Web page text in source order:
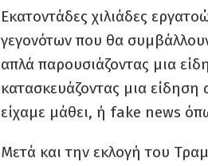
Εκατοντάδες χιλιάδες
γεγονότων που θα
απλά παρουσιάζοντας μια
κατασκευάζοντας μια
είχαμε μάθει, ή fake news
Μετά και την εκλογή του